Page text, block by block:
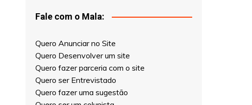
Quero Desenvolver um site
Quero fazer parceria com o site
Quero ser Entrevistado
Quero fazer uma sugestão
Quero ser um colunista